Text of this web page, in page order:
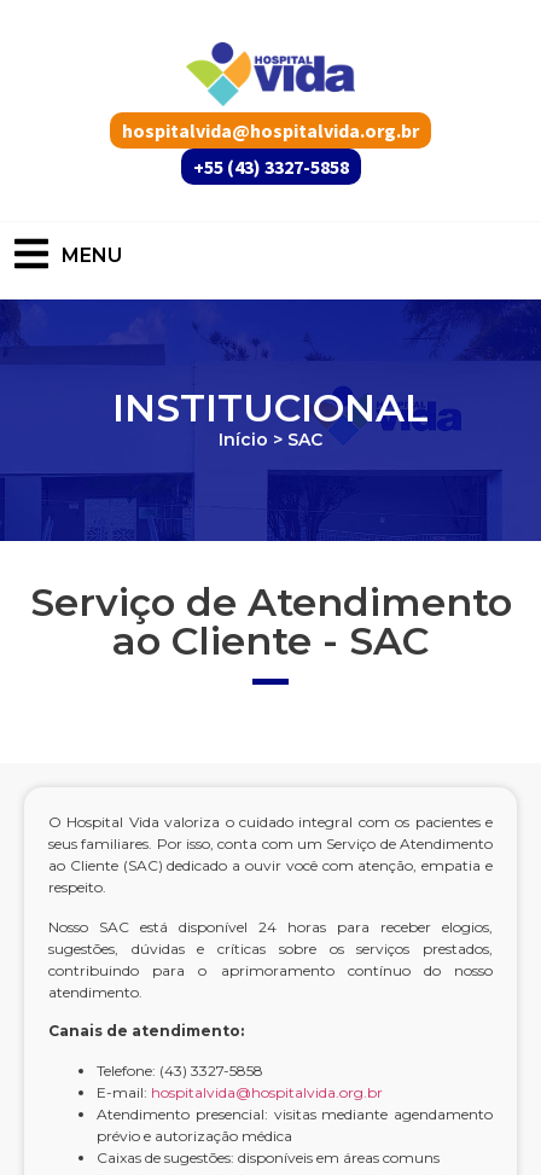
hospitalvida@hospitalvida.org.br
+55 (43) 3327-5858
MENU
INSTITUCIONAL
Início > SAC
Serviço de Atendimento
ao Cliente - SAC
O Hospital Vida valoriza o cuidado integral com os pacientes e
seus familiares. Por isso, conta com um Serviço de Atendimento
ao Cliente (SAC) dedicado a ouvir você com atenção, empatia e
respeito.
Nosso SAC está disponível 24 horas para receber elogios,
sugestões, dúvidas e críticas sobre os serviços prestados,
contribuindo para o aprimoramento contínuo do nosso
atendimento.
Canais de atendimento:
Telefone: (43) 3327-5858
E-mail: hospitalvida@hospitalvida.org.br
Atendimento presencial: visitas mediante agendamento
prévio e autorização médica
Caixas de sugestões: disponíveis em áreas comuns